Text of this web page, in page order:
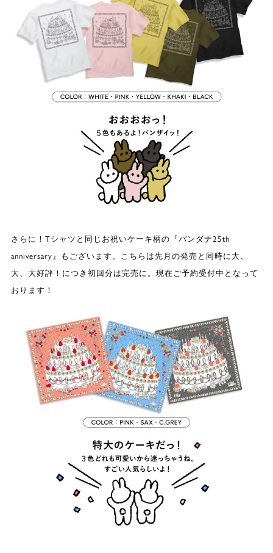
さらに！Tシャツと同じお祝いケーキ柄の『バンダナ25th
anniversary』もございます。こちらは先月の発売と同時に大、
大、大好評！につき初回分は完売に。現在ご予約受付中となって
おります！